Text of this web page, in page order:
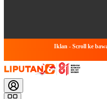
Iklan - Scroll ke